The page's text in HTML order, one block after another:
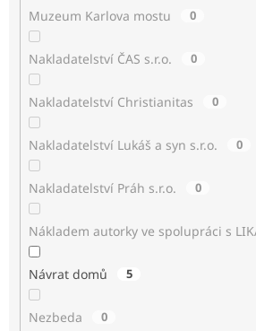
Muzeum Karlova mostu 0
Nakladatelství ČAS s.r.o. 0
Nakladatelství Christianitas 0
Nakladatelství Lukáš a syn s.r.o. 0
Nakladatelství Práh s.r.o. 0
Nákladem autorky ve spolupráci s
Návrat domů 5
Nezbeda 0